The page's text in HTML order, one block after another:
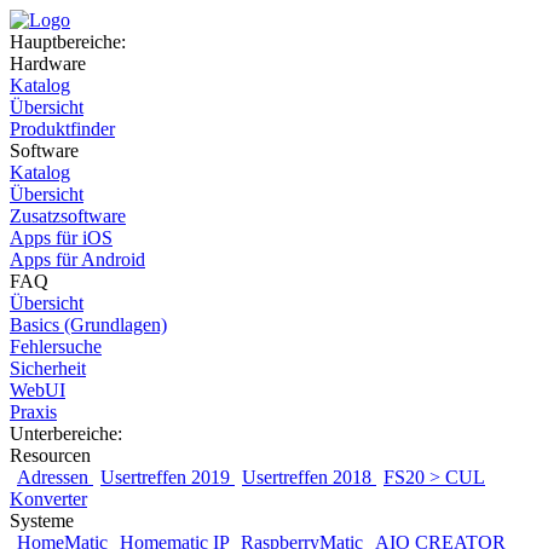
Hauptbereiche:
Hardware
Katalog
Übersicht
Produktfinder
Software
Katalog
Übersicht
Zusatzsoftware
Apps für iOS
Apps für Android
FAQ
Übersicht
Basics (Grundlagen)
Fehlersuche
Sicherheit
WebUI
Praxis
Unterbereiche:
Resourcen
Adressen
Usertreffen 2019 Usertreffen 2018 FS20 > CUL
Konverter
Systeme
HomeMatic Homematic IP RaspberryMatic
AIO CREATOR